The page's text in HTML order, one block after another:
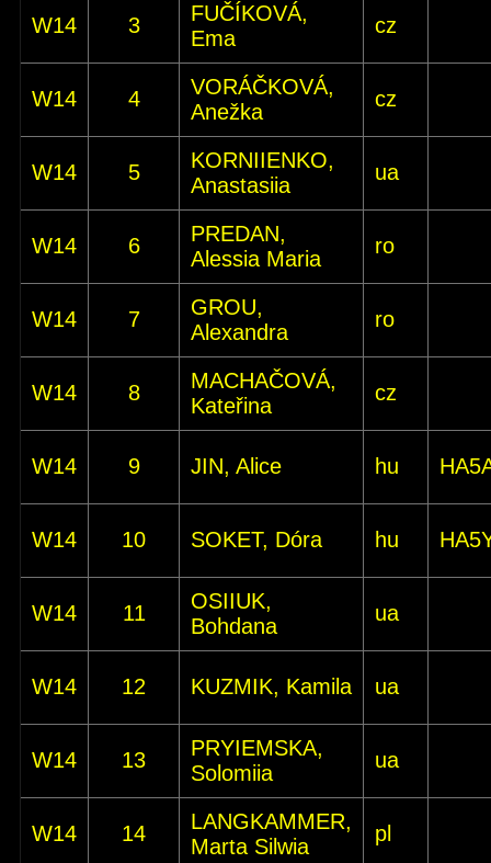
W14 3
FUČÍKOVÁ,
Ema
cz
W14 4
VORÁČKOVÁ,
Anežka
cz
W14 5
KORNIIENKO,
Anastasiia
ua
W14 6
PREDAN,
Alessia Maria
ro
W14 7
GROU,
Alexandra
ro
W14 8
MACHAČOVÁ,
Kateřina
cz
W14 9 JIN, Alice hu
W14 10 SOKET, Dóra hu
W14 11
OSIIUK,
Bohdana
ua
W14 12 KUZMIK, Kamila ua
W14 13
PRYIEMSKA,
Solomiia
ua
W14 14
LANGKAMMER,
Marta Silwia
pl